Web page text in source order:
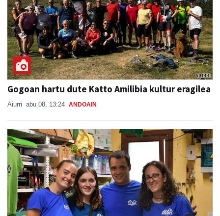
Gogoan hartu dute Katto Amilibia kultur eragilea
Aiurri abu 08, 13:24 ANDOAIN